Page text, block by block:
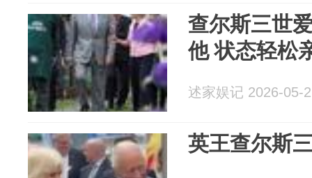
查尔斯三世
他 状态轻松
述家娱记 2026-05-
英王查尔斯